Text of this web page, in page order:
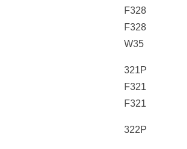
F328
F328
W35
321P
F321
F321
322P